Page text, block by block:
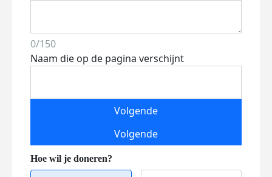
0/150
Naam die op de pagina verschijnt
Volgende
Volgende